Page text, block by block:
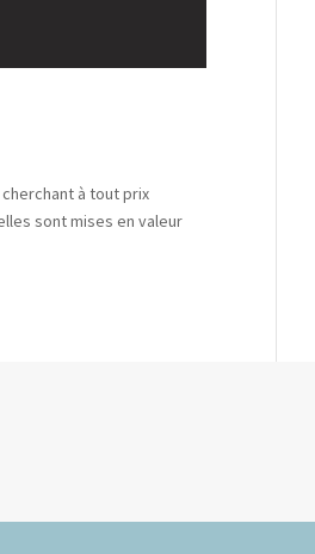
à tout prix
sont mises en valeur